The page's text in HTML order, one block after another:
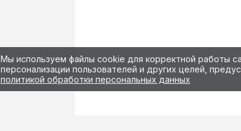
Мы используем файлы cookie для корректной работы
персонализации пользователей и других целей,
политикой обработки персональных данных